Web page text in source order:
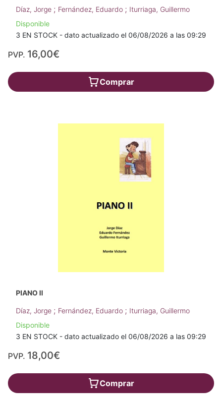
Díaz, Jorge ; Fernández, Eduardo ; Iturriaga, Guillermo
Disponible
3 EN STOCK - dato actualizado el 06/08/2026 a las 09:29
PVP. 16,00€
Comprar
PIANO II
Díaz, Jorge ; Fernández, Eduardo ; Iturriaga, Guillermo
Disponible
3 EN STOCK - dato actualizado el 06/08/2026 a las 09:29
PVP. 18,00€
Comprar